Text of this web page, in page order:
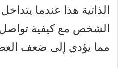
الذاتية هذا عندما
الشخص مع كيفية
مما يؤدي إلى ضعف